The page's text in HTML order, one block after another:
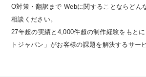
O対策・翻訳まで Webに関することならどん
相談ください。
27年超の実績と4,000件超の制作経験をもとに
トジャパン」がお客様の課題を解決するサー